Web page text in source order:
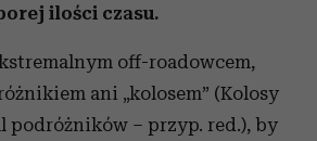
ilości czasu.
off-roadowcem,
ani „kolosem” (Kolosy
podróżników – przyp. red.), by